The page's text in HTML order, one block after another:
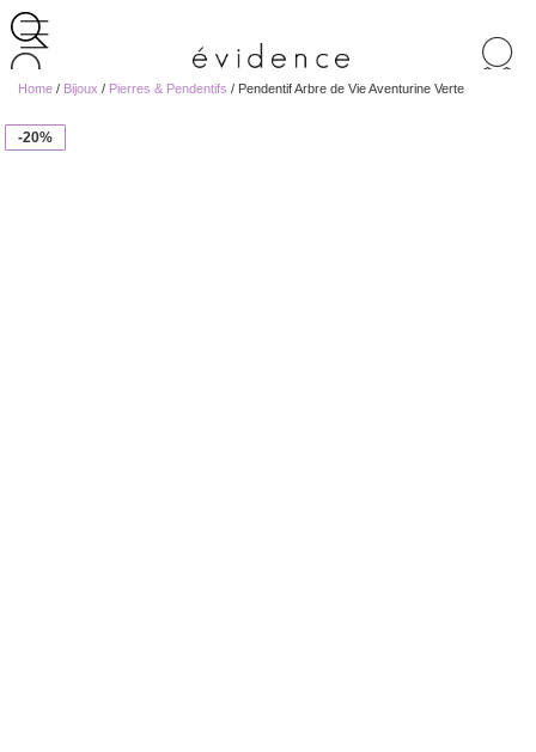
de
Home / Bijoux / Pierres & Pendentifs / Pendentif Arbre de Vie Aventurine Verte
-20%